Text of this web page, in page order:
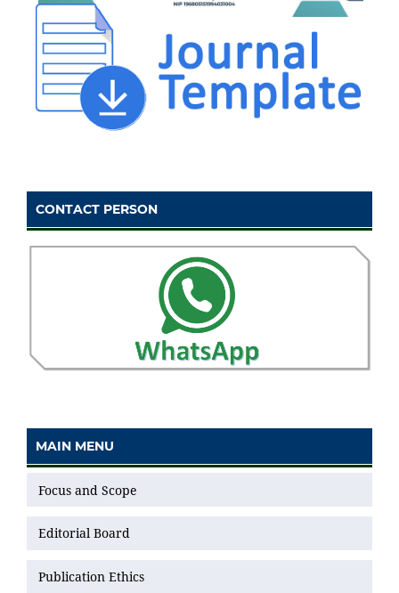
CONTACT PERSON
MAIN MENU
Focus and Scope
Editorial Board
Publication Ethics